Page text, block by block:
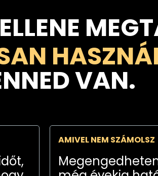
VAN.
AMIVEL NEM SZÁMOLSZ